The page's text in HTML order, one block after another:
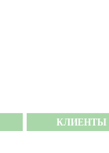
КЛИЕНТЫ